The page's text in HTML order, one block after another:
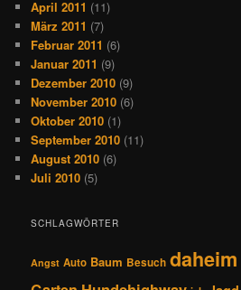
April 2011 (11)
März 2011 (7)
Februar 2011 (6)
Januar 2011 (9)
Dezember 2010 (9)
November 2010 (6)
Oktober 2010 (1)
September 2010 (11)
August 2010 (6)
Juli 2010 (5)
SCHLAGWÖRTER
Angst Auto Baum Besuch daheim